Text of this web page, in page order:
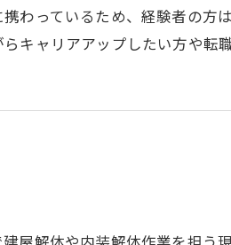
わっているため、経験者の
キャリアアップしたい方や